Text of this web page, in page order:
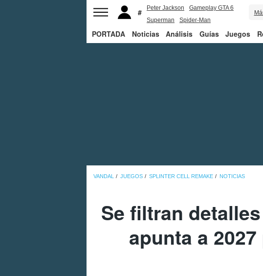
Peter Jackson
Gameplay GTA 6
Superman
Spider-Man
PORTADA Noticias Análisis Guías Juegos
VANDAL JUEGOS SPLINTER CELL REMAKE NOTICIAS
Se filtran
apunta a